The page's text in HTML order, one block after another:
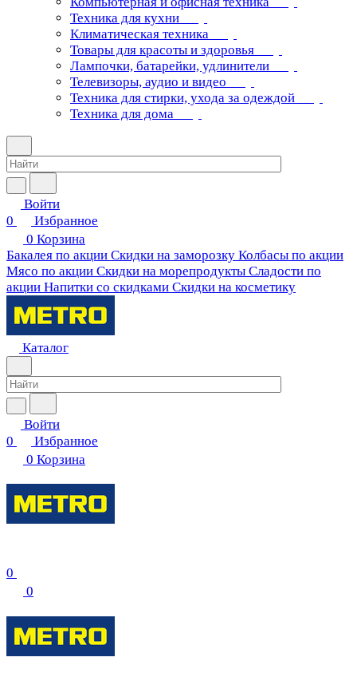
Техника для кухни
Климатическая техника
Товары для красоты и здоровья
Лампочки, батарейки, удлинители
Телевизоры, аудио и видео
Техника для стирки, ухода за одеждой
Техника для дома
Войти
0
Избранное
0 Корзина
Бакалея по акции Скидки на заморозку Колбасы по акции
Мясо по акции Скидки на морепродукты Сладости по
акции Напитки со скидками Скидки на косметику
Каталог
Войти
0
Избранное
0 Корзина
0
0